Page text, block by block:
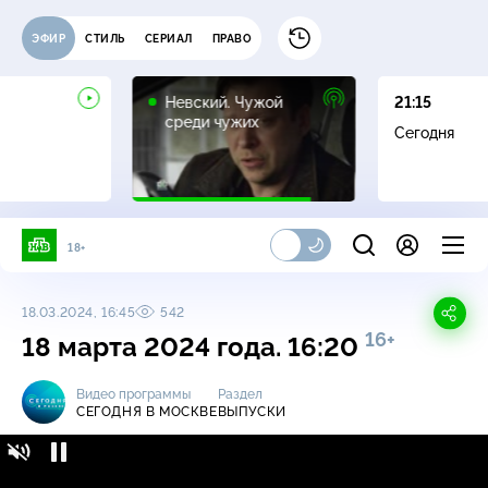
ЭФИР СТИЛЬ СЕРИАЛ ПРАВО
Невский. Чужой
среди чужих
16+
21:15
Сегодня
18+
18.03.2024, 16:45 542
18 марта 2024 года. 16:20 16+
Видео программы
СЕГОДНЯ В МОСКВЕ
Раздел
ВЫПУСКИ